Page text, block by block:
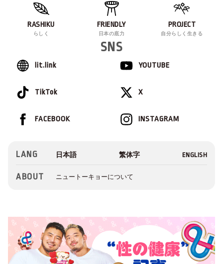
RASHIKU
らしく
FRIENDLY
日本の底力
PROJECT
自分らしく生きる
SNS
lit.link YOUTUBE
TikTok X
INSTAGRAM
FACEBOOK
LANG
ABOUT ニュートーキョーについて